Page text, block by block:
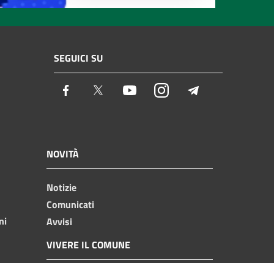
SEGUICI SU
Facebook Twitter YoutubeInstagram
NOVITÀ
Notizie
Comunicati
Avvisi
VIVERE IL COMUNE